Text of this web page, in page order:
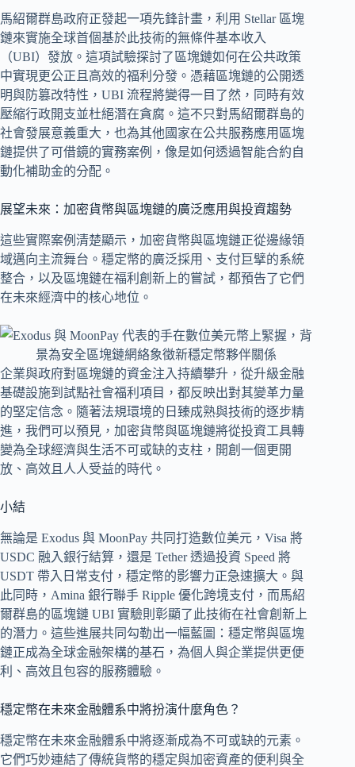
馬紹爾群島政府正發起一項先鋒計畫，利用 Stellar 區塊
鏈來實施全球首個基於此技術的無條件基本收入
（UBI）發放。這項試驗探討了區塊鏈如何在公共政策
中實現更公正且高效的福利分發。憑藉區塊鏈的公開透
明與防篡改特性，UBI 流程將變得一目了然，同時有效
壓縮行政開支並杜絕潛在貪腐。這不只對馬紹爾群島的
社會發展意義重大，也為其他國家在公共服務應用區塊
鏈提供了可借鏡的實務案例，像是如何透過智能合約自
動化補助金的分配。
展望未來：加密貨幣與區塊鏈的廣泛應用與投資趨勢
這些實際案例清楚顯示，加密貨幣與區塊鏈正從邊緣領
域邁向主流舞台。穩定幣的廣泛採用、支付巨擘的系統
整合，以及區塊鏈在福利創新上的嘗試，都預告了它們
在未來經濟中的核心地位。
企業與政府對區塊鏈的資金注入持續攀升，從升級金融
基礎設施到試點社會福利項目，都反映出對其變革力量
的堅定信念。隨著法規環境的日臻成熟與技術的逐步精
進，我們可以預見，加密貨幣與區塊鏈將從投資工具轉
變為全球經濟與生活不可或缺的支柱，開創一個更開
放、高效且人人受益的時代。
小結
無論是 Exodus 與 MoonPay 共同打造數位美元，Visa 將
USDC 融入銀行結算，還是 Tether 透過投資 Speed 將
USDT 帶入日常支付，穩定幣的影響力正急速擴大。與
此同時，Amina 銀行聯手 Ripple 優化跨境支付，而馬紹
爾群島的區塊鏈 UBI 實驗則彰顯了此技術在社會創新上
的潛力。這些進展共同勾勒出一幅藍圖：穩定幣與區塊
鏈正成為全球金融架構的基石，為個人與企業提供更便
利、高效且包容的服務體驗。
穩定幣在未來金融體系中將扮演什麼角色？
穩定幣在未來金融體系中將逐漸成為不可或缺的元素。
它們巧妙連結了傳統貨幣的穩定與加密資產的便利與全